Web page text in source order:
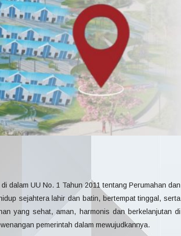
dalam UU No. 1 Tahun 2011 tentang Perumahan dan
sejahtera lahir dan batin, bertempat tinggal, serta
yang sehat, aman, harmonis dan berkelanjutan di
pemerintah dalam mewujudkannya.